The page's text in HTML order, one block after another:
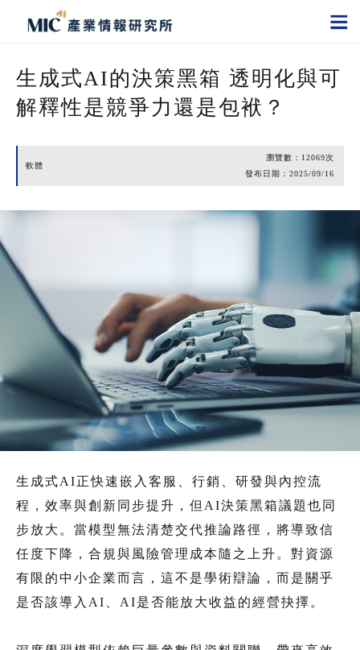
生成式AI的決策黑箱 透明化與可
解釋性是競爭力還是包袱？
軟體
瀏覽數： 12069次
發布日期： 2025/09/16
生成式AI正快速嵌入客服、行銷、研發與內控流
程，效率與創新同步提升，但AI決策黑箱議題也同
步放大。當模型無法清楚交代推論路徑，將導致信
任度下降，合規與風險管理成本隨之上升。對資源
有限的中小企業而言，這不是學術辯論，而是關乎
是否該導入AI、AI是否能放大收益的經營抉擇。